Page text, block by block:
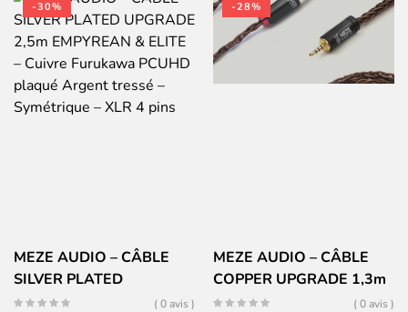
était :
349,00 €.
est :
249,00 €.
-30%
MEZE AUDIO – CÂBLE
SILVER PLATED
UPGRADE 2,5m
( 0 avis )
-28%
MEZE AUDIO – CÂBLE
COPPER UPGRADE 1,3m
EMPYREAN & ELITE –( 0 avis )